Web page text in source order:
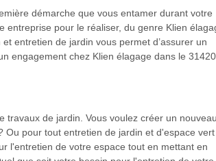
démarche que vous entamer durant votre
entreprise pour le réaliser, du genre Klien
entretien de jardin vous permet d’assurer un
engagement chez Klien élagage dans le 31420.
travaux de jardin. Vous voulez créer un nouveau
Ou pour tout entretien de jardin et d'espace
l'entretien de votre espace tout en mettant en